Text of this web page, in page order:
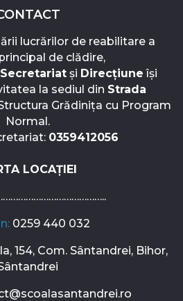
lucrărilor de reabilitare a
de clădire,
Secretariat și Direcțiune își
la sediul din Strada
Grădinița cu Program
Normal.
0359412056
LOCAȚIEI
0259 440 032
154, Com. Sântandrei, Bihor,